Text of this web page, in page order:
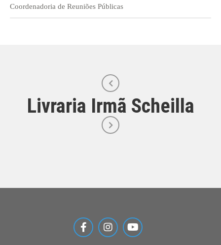
Coordenadoria de Reuniões Públicas
Livraria Irmã Scheilla